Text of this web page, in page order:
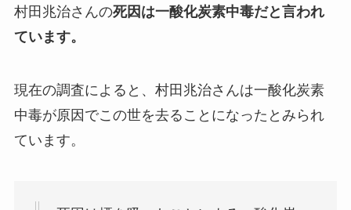
村田兆治さんの死因は一酸化炭素中毒だと言われ
ています。
現在の調査によると、村田兆治さんは一酸化炭素
中毒が原因でこの世を去ることになったとみられ
ています。